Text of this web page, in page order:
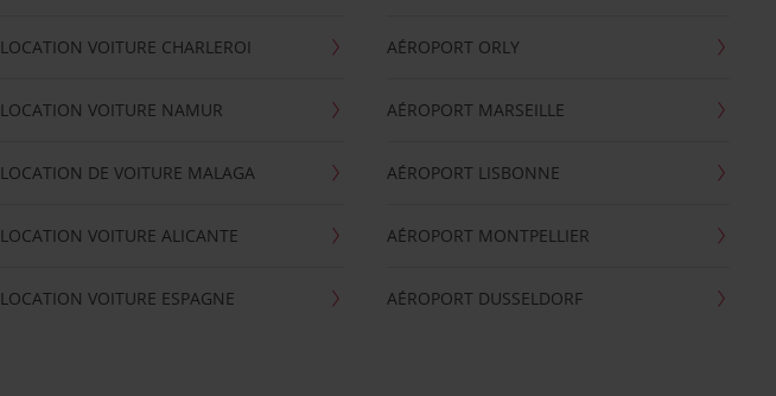
LOCATION VOITURE CHARLEROI
LOCATION VOITURE NAMUR
LOCATION DE VOITURE MALAGA
LOCATION VOITURE ALICANTE
LOCATION VOITURE ESPAGNE
AÉROPORT ORLY
AÉROPORT MARSEILLE
AÉROPORT LISBONNE
AÉROPORT MONTPELLIER
AÉROPORT DUSSELDORF